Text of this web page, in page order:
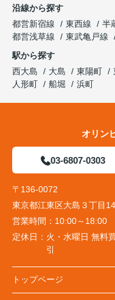
沿線から探す
都営新宿線
東西線 半
都営浅草線
東武亀戸線
駅から探す
西大島
大島 東陽町
人形町
船堀 浜町
オリン
03-6807-0303
〒136-0072
東京都江東区大島３丁目
営業時間： 10:00～18:00
定休日： 火・水曜日 無料
引
トップページ